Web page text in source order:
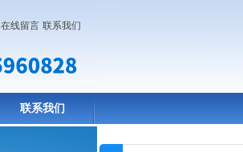
在线留言 联系我们
联系我们